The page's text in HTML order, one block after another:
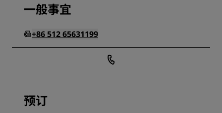
一般事宜
+86 512 65631199
预订